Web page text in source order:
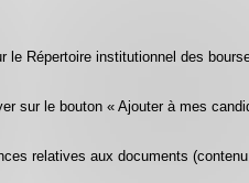
Répertoire institutionnel des
sur le bouton « Ajouter à mes
relatives aux documents